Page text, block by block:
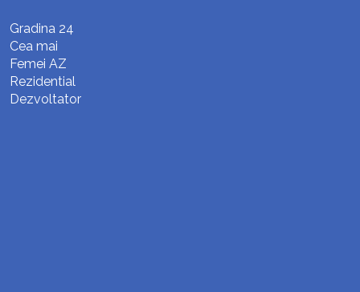
Gradina 24
Cea mai
Femei AZ
Rezidential
Dezvoltator